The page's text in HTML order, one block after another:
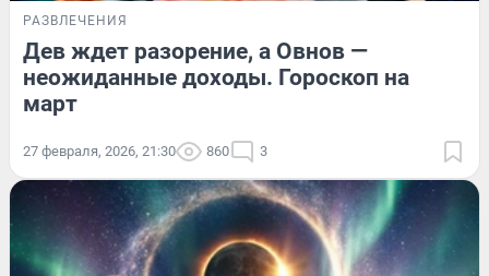
РАЗВЛЕЧЕНИЯ
Дев ждет разорение, а Овнов —
неожиданные доходы. Гороскоп на
март
27 февраля, 2026, 21:30 860 3